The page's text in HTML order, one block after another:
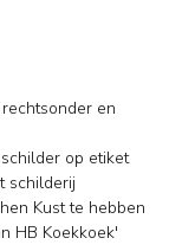
en
op etiket
schilderij
Kust te hebben
HB Koekkoek'